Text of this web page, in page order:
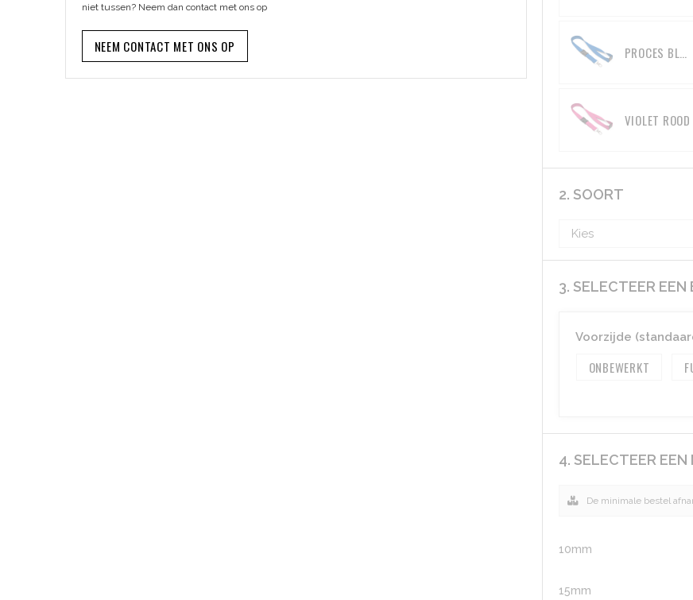
niet tussen? Neem dan contact met ons op
NEEM CONTACT MET ONS OP
VIOLET ROOD
2. SOORT
3. SELECTEER EEN
Voorzijde
ONBEWERKT
4. SELECTEER EEN
De minimale bestel
10mm
15mm